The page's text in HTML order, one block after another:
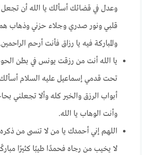
وعدل في قضائك أسألك يا الله أن تجعل
قلبي ونور صدري وجلاء حزني وذهاب
والمباركة فيه يا رزاق فأنت أرحم الراحمين.
يا الله أنت من رزقت يونس في بطن
تحت قدمي إسماعيل عليه السلام
أبواب الرزق والخير كله وألا تجعلني
وأنت الوهاب يا الله.
اللهم إني أحمدك يا من لا تنسى من
لا يخيب من رجاه فحمدًا طيبًا كثيرًا